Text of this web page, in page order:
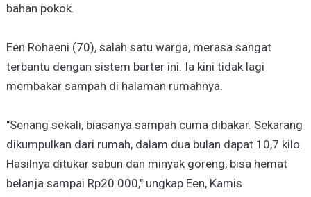
bahan pokok.
Een Rohaeni (70), salah satu warga, merasa sangat
terbantu dengan sistem barter ini. Ia kini tidak lagi
membakar sampah di halaman rumahnya.
"Senang sekali, biasanya sampah cuma dibakar. Sekarang
dikumpulkan dari rumah, dalam dua bulan dapat 10,7 kilo.
Hasilnya ditukar sabun dan minyak goreng, bisa hemat
belanja sampai Rp20.000," ungkap Een, Kamis